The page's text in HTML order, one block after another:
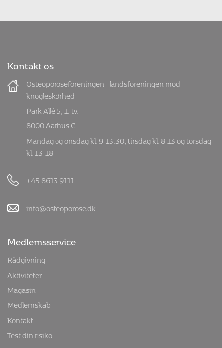
Kontakt os
Osteoporoseforeningen - landsforeningen mod
knogleskørhed
Park Allé 5, 1. tv.
8000 Aarhus C
Mandag og onsdag kl. 9-13.30, tirsdag kl. 8-13 og torsdag
kl. 13-18
+45 8613 9111
info@osteoporose.dk
Medlemsservice
Rådgivning
Aktiviteter
Magasin
Medlemskab
Kontakt
Test din risiko